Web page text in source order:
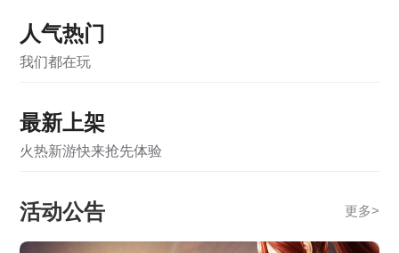
《霸者天下》5月12日合服公告
《霸者天下》5月7日合服公告
《霸者天下》4月28日维护公告
《霸者天下》4月21日合服公告
人气热门
我们都在玩
最新上架
火热新游快来抢先体验
活动公告 更多>